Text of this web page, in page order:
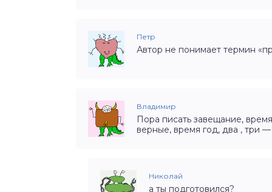
Петр
Автор не понимает термин
Владимир
Пора писать завещание,
верные, время год, два , три
Николай
а ты подготовился?